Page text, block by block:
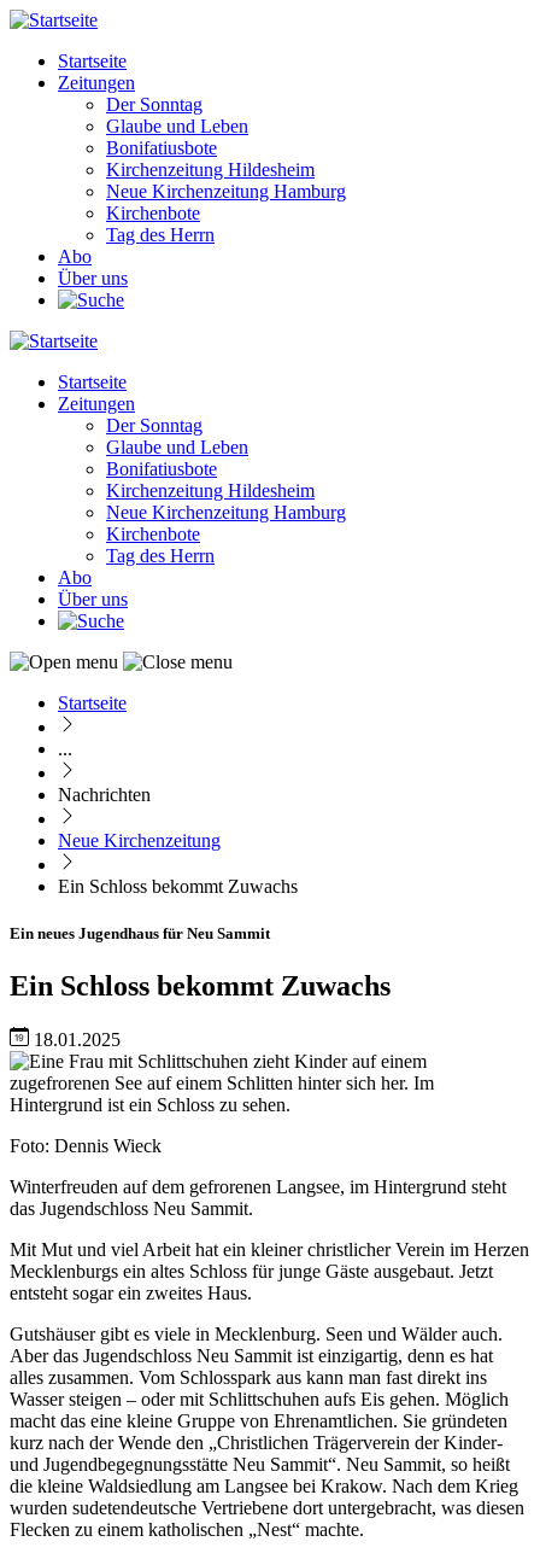
Direkt
Inhalt
Main
navigation
Startseite
Zeitungen
Der Sonntag
Glaube und Leben
Bonifatiusbote
Kirchenzeitung Hildesheim
Neue Kirchenzeitung Hamburg
Kirchenbote
Tag des Herrn
Abo
Über uns
Main
navigation
Startseite
Zeitungen
Der Sonntag
Glaube und Leben
Bonifatiusbote
Kirchenzeitung Hildesheim
Neue Kirchenzeitung Hamburg
Kirchenbote
Tag des Herrn
Abo
Über uns
Pfadnavigation
Startseite
...
Nachrichten
Neue Kirchenzeitung
Ein Schloss bekommt Zuwachs
Ein neues Jugendhaus für Neu Sammit
Ein Schloss bekommt Zuwachs
18.01.2025
Image
Nachweis
Foto: Dennis Wieck
Caption
Winterfreuden auf dem gefrorenen Langsee, im Hintergrund steht
das Jugendschloss Neu Sammit.
Mit Mut und viel Arbeit hat ein kleiner christlicher Verein im Herzen
Mecklenburgs ein altes Schloss für junge Gäste ausgebaut. Jetzt
entsteht sogar ein zweites Haus.
Gutshäuser gibt es viele in Mecklenburg. Seen und Wälder auch.
Aber das Jugendschloss Neu Sammit ist einzigartig, denn es hat
alles zusammen. Vom Schlosspark aus kann man fast direkt ins
Wasser steigen – oder mit Schlittschuhen aufs Eis gehen. Möglich
macht das eine kleine Gruppe von Ehrenamtlichen. Sie gründeten
kurz nach der Wende den „Christlichen Trägerverein der Kinder-
und Jugendbegegnungsstätte Neu Sammit“. Neu Sammit, so heißt
die kleine Waldsiedlung am Langsee bei Krakow. Nach dem Krieg
wurden sudetendeutsche Vertriebene dort untergebracht, was diesen
Flecken zu einem katholischen „Nest“ machte.